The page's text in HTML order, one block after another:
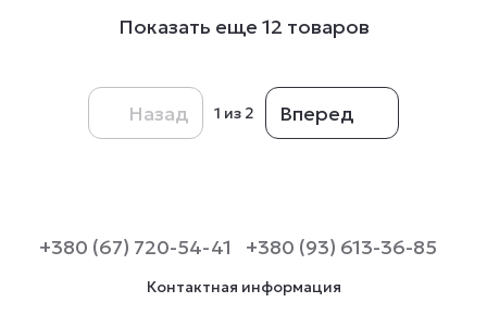
Показать еще 12 товаров
Назад 1 из 2 Вперед
+380 (67) 720-54-41 +380 (93) 613-36-85
Контактная информация